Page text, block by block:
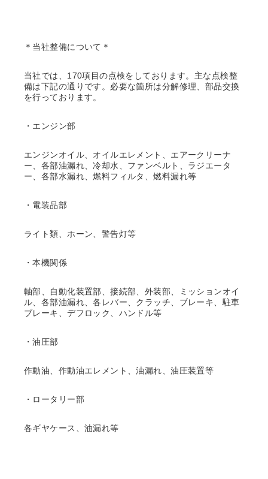
＊当社整備について＊
当社では、170項目の点検をしております。主な点検整
備は下記の通りです。必要な箇所は分解修理、部品交換
を行っております。
・エンジン部
エンジンオイル、オイルエレメント、エアークリーナ
ー、各部油漏れ、冷却水、ファンベルト、ラジエータ
ー、各部水漏れ、燃料フィルタ、燃料漏れ等
・電装品部
ライト類、ホーン、警告灯等
・本機関係
軸部、自動化装置部、接続部、外装部、ミッションオイ
ル、各部油漏れ、各レバー、クラッチ、ブレーキ、駐車
ブレーキ、デフロック、ハンドル等
・油圧部
作動油、作動油エレメント、油漏れ、油圧装置等
・ロータリー部
各ギヤケース、油漏れ等